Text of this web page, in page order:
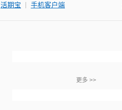
活期宝 | 手机客户端
更多 >>